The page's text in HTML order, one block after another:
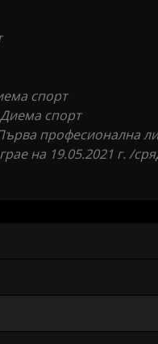
спорт
спорт
професионална
на 19.05.2021 г. /